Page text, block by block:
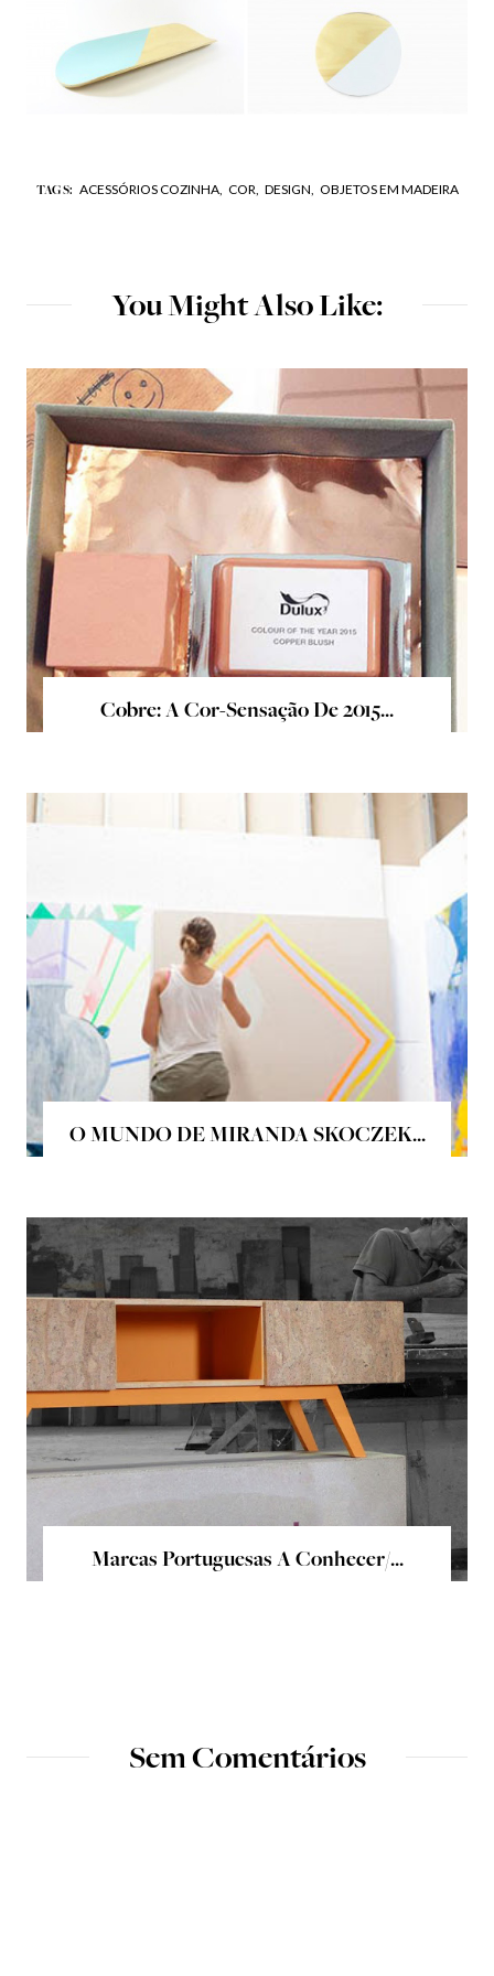
TAGS: ACESSÓRIOS COZINHA, COR, DESIGN, OBJETOS EM MADEIRA
You Might Also Like:
Cobre: A Cor-Sensação De 2015...
O MUNDO DE MIRANDA SKOCZEK...
Marcas Portuguesas A Conhecer/...
Sem Comentários